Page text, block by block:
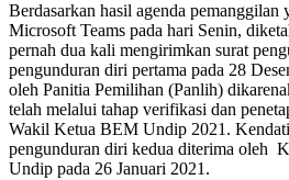
Berdasarkan hasil agenda
Microsoft Teams pada hari Senin,
pernah dua kali mengirimkan surat
pengunduran diri pertama pada 28
oleh Panitia Pemilihan (Panlih)
telah melalui tahap verifikasi dan
Wakil Ketua BEM Undip 2021.
pengunduran diri kedua diterima oleh
Undip pada 26 Januari 2021.